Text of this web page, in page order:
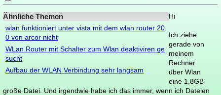
Ähnliche Themen
wlan funktioniert unter vista mit dem wlan router 20
0 von arcor nicht
WLan Router mit Schalter zum Wlan deaktiviren ge
sucht
Aufbau der WLAN Verbindung sehr langsam
Hi
Ich ziehe
gerade von
meinem
Rechner
über Wlan
eine 1,8GB
große Datei. Und irgendwie habe ich das immer, wenn ich Dateien